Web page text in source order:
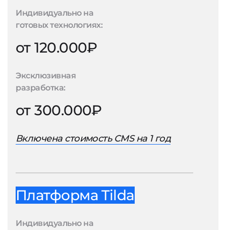
Индивидуально на
готовых технологиях:
от 120.000₽
Эксклюзивная
разработка:
от 300.000₽
Включена стоимость CMS на 1 год
Платформа Tilda
Индивидуально на